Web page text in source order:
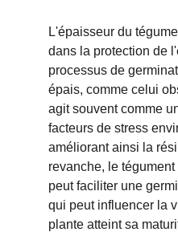
L'épaisseur du
dans la protection de
processus de
épais, comme celui
agit souvent comme
facteurs de stress
améliorant ainsi la
revanche, le
peut faciliter une
qui peut influencer la
plante atteint sa